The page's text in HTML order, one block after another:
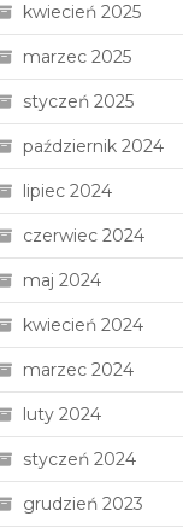
kwiecień 2025
marzec 2025
styczeń 2025
październik 2024
lipiec 2024
czerwiec 2024
maj 2024
kwiecień 2024
marzec 2024
luty 2024
styczeń 2024
grudzień 2023